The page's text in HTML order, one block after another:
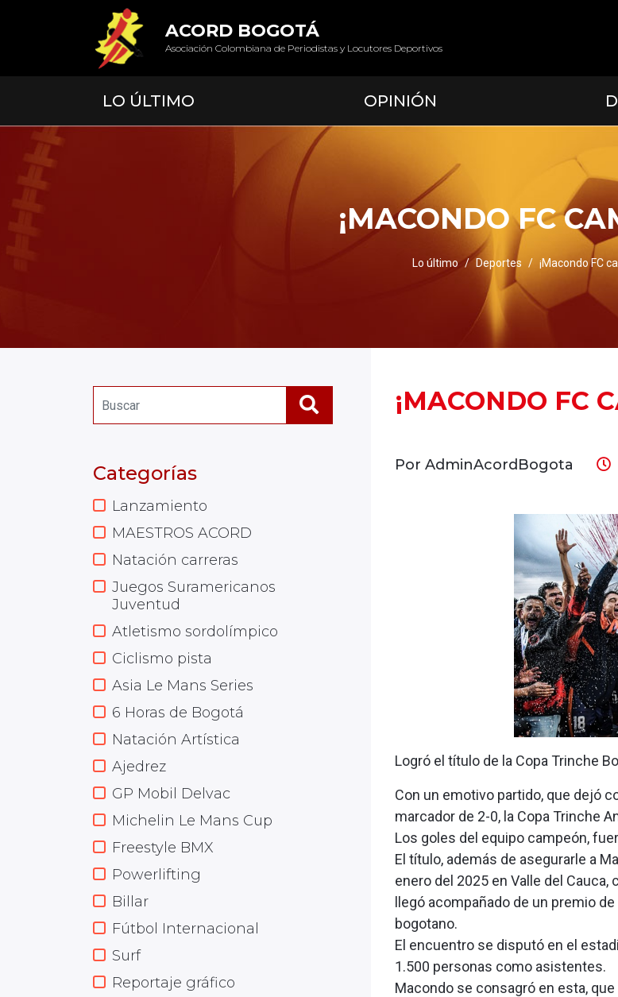
ACORD BOGOTÁ
Asociación Colombiana de Periodistas y Locutores Deportivos
LO ÚLTIMO OPINIÓN
¡MACONDO FC
Lo último Deportes ¡Macondo FC
Categorías
Lanzamiento
MAESTROS ACORD
Natación carreras
Juegos Suramericanos
Juventud
Atletismo sordolímpico
Ciclismo pista
Asia Le Mans Series
6 Horas de Bogotá
Natación Artística
Ajedrez
GP Mobil Delvac
Michelin Le Mans Cup
Freestyle BMX
Powerlifting
Billar
Fútbol Internacional
Surf
Reportaje gráfico
¡MACONDO FC
Por AdminAcordBogota
Logró el título de la Copa Trinche
Con un emotivo partido, que dejó
marcador de 2-0, la Copa Trinche
Los goles del equipo campeón,
El título, además de asegurarle a
enero del 2025 en Valle del
llegó acompañado de un premio
bogotano.
El encuentro se disputó en el
1.500 personas como asistentes.
Macondo se consagró en esta,